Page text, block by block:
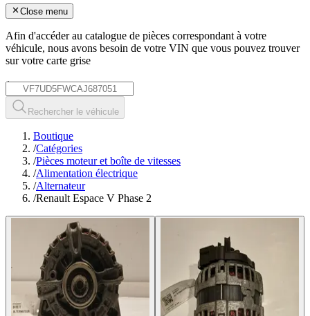
Close menu
Afin d'accéder au catalogue de pièces correspondant à votre
véhicule, nous avons besoin de votre VIN que vous pouvez trouver
sur votre carte grise
*
Rechercher le véhicule
Boutique
/Catégories
/Pièces moteur et boîte de vitesses
/Alimentation électrique
/Alternateur
/Renault Espace V Phase 2